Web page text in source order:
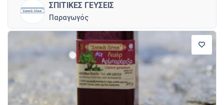
ΣΠΙΤΙΚΕΣ ΓΕΥΣΕΙΣ
Παραγωγός